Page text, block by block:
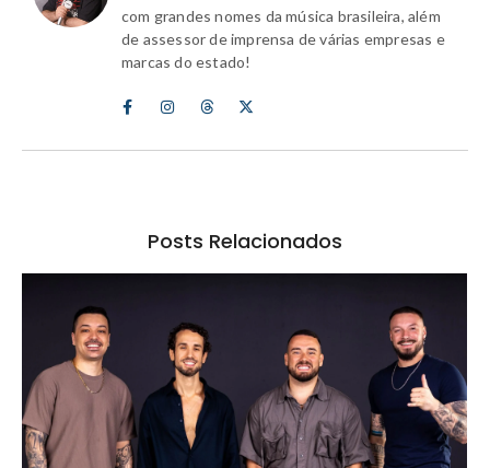
com grandes nomes da música brasileira, além
de assessor de imprensa de várias empresas e
marcas do estado!
Posts Relacionados